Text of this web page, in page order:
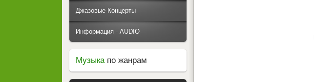
Джазовые Концерты
Информация - AUDIO
Музыкапо жанрам